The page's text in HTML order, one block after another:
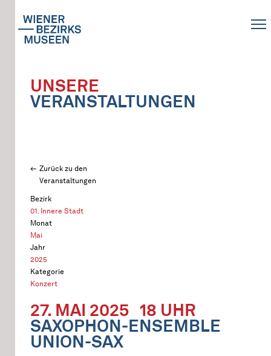
UNSERE
VERANSTALTUNGEN
Zurück zu den
Veranstaltungen
Bezirk
01. Innere Stadt
Monat
Mai
Jahr
2025
Kategorie
Konzert
27. MAI 2025 18 UHR
SAXOPHON-ENSEMBLE
UNION-SAX